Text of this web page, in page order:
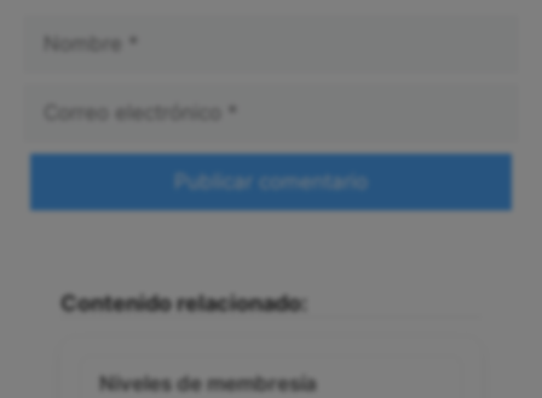
Contenido relacionado:
Niveles de membresía